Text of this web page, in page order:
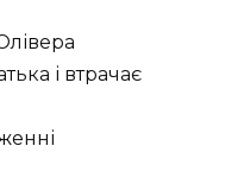
і втрачає